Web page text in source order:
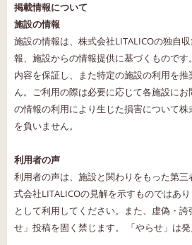
掲載情報について
施設の情報
施設の情報は、株式会社LITALICOの独自
報、施設からの情報提供に基づくものです
内容を保証し、また特定の施設の利用を
ん。ご利用の際は必要に応じて各施設に
の情報の利用により生じた損害について株
を負いません。
利用者の声
利用者の声は、施設と関わりをもった第
式会社LITALICOの見解を示すものではあ
として利用してください。また、虚偽・
せ」投稿を固く禁じます。 「やらせ」は発